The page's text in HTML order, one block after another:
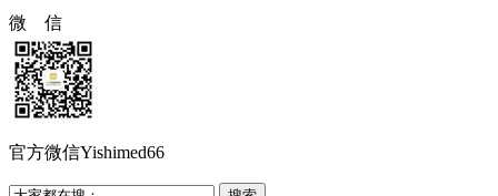
微 信
官方微信Yishimed66